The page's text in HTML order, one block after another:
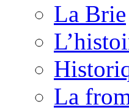
La Brie
La